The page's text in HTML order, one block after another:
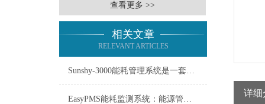
查看更多 >>
相关文章
RELEVANT ARTICLES
Sunshy-3000能耗管理系统是一套用于监测、分析能源使用情况的工具
EasyPMS能耗监测系统：能源管理的智慧之眼
详细